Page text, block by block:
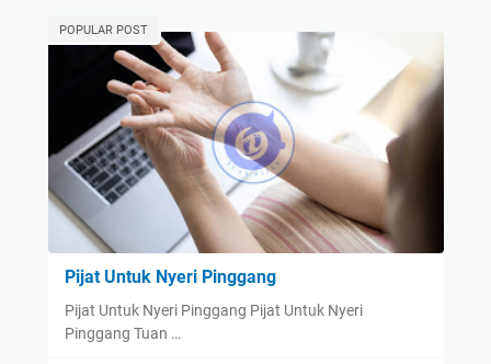
POPULAR POST
Pijat Untuk Nyeri Pinggang
Pijat Untuk Nyeri Pinggang Pijat Untuk Nyeri
Pinggang Tuan …